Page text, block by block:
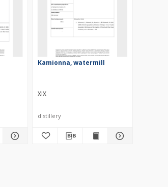
Kamionna, watermill
XIX
distillery